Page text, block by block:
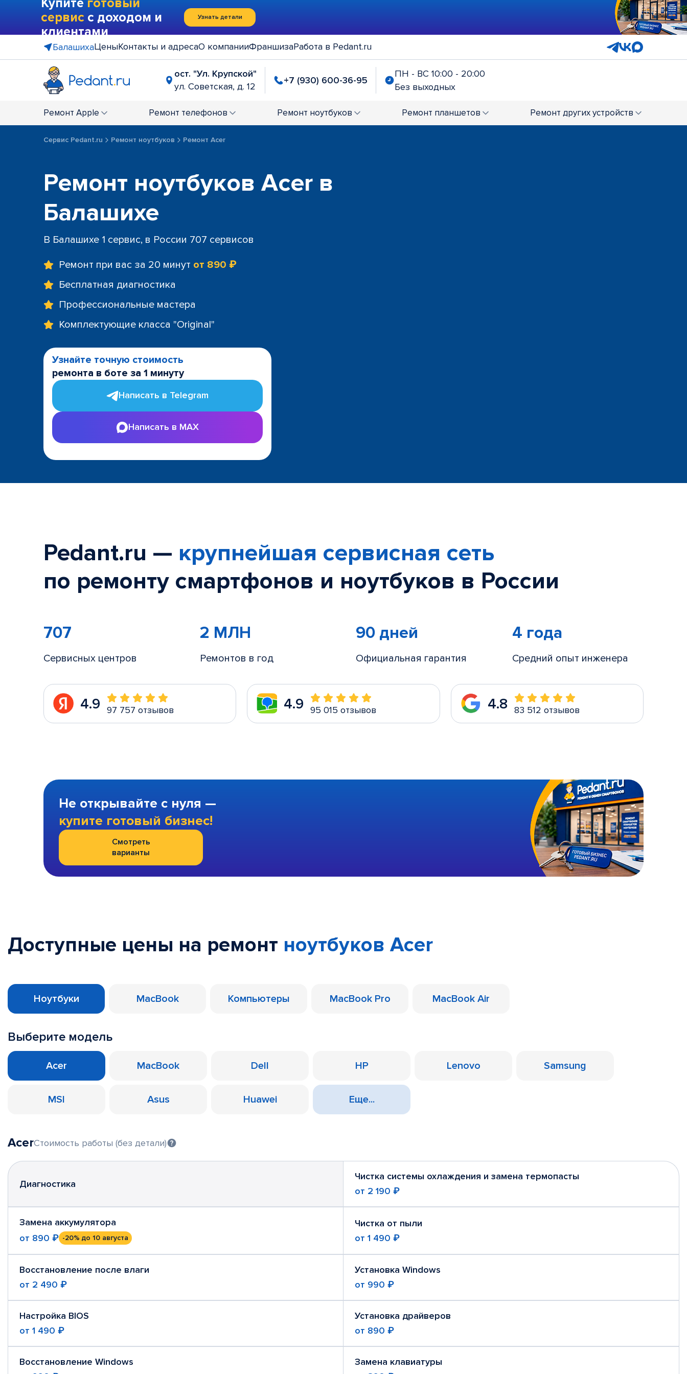
Купите готовый
сервис с доходом и
клиентами
Узнать детали
БалашихаЦеныКонтакты и адресаО компанииФраншизаРабота в Pedant.ru
ост. "Ул. Крупской"
ул. Советская, д. 12
+7 (930) 600-36-95
ПН - ВС 10:00 - 20:00
Без выходных
Ремонт Apple Ремонт телефонов Ремонт ноутбуков Ремонт планшетов Ремонт других устройств
Сервис Pedant.ru Ремонт ноутбуков Ремонт Acer
Ремонт ноутбуков Acer в
Балашихе
В Балашихе 1 сервис, в России 707 сервисов
Ремонт при вас за 20 минут от 890 ₽
Бесплатная диагностика
Профессиональные мастера
Комплектующие класса "Original"
Узнайте точную стоимость
ремонта в боте за 1 минуту
Написать в Telegram
Написать в MAX
Pedant.ru — крупнейшая сервисная сеть
по ремонту смартфонов и ноутбуков в России
707
Сервисных центров
2 МЛН
Ремонтов в год
90 дней
Официальная гарантия
4 года
Средний опыт инженера
4.9 97 757 отзывов 4.9 95 015 отзывов 4.8 83 512 отзывов
Не открывайте с нуля —
купите готовый бизнес!
Смотреть
варианты
Доступные цены на ремонт ноутбуков Acer
Ноутбуки MacBook Компьютеры MacBook Pro MacBook Air
Выберите модель
Acer MacBook Dell HP Lenovo Samsung
MSI Asus Huawei Еще...
AcerСтоимость работы (без детали)
Диагностика
Чистка системы охлаждения и замена термопасты
от 2 190 ₽
Замена аккумулятора
от 890 ₽ -20% до 10 августа
Чистка от пыли
от 1 490 ₽
Восстановление после влаги
от 2 490 ₽
Установка Windows
от 990 ₽
Настройка BIOS
от 1 490 ₽
Установка драйверов
от 890 ₽
Восстановление Windows
Замена клавиатуры